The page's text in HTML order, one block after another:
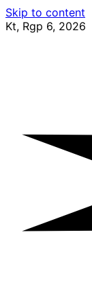
Skip to content
Kt, Rgp 6, 2026